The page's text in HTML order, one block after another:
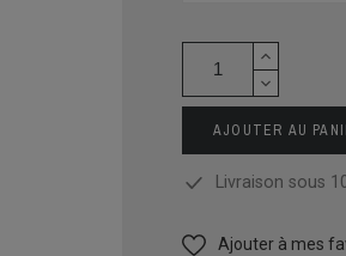
AJOUTER AU
Livraison sous
Ajouter à mes